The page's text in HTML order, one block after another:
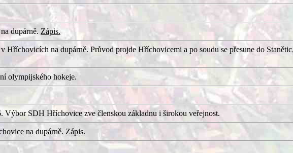
dupárně. Zápis.
Hříchovicích na dupárně. Průvod projde Hříchovicemi a po soudu se přesune do
olympijského hokeje.
Výbor SDH Hříchovice zve členskou základnu i širokou veřejnost.
na dupárně. Zápis.